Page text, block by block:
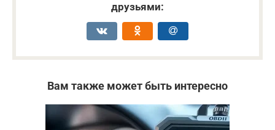
друзьями:
Вам также может быть интересно